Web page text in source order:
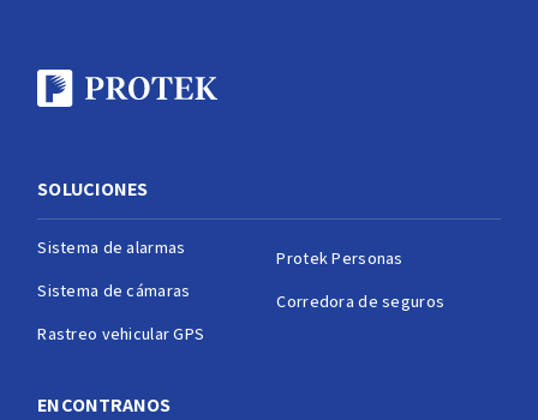
SOLUCIONES
Sistema de alarmas
Sistema de cámaras
Rastreo vehicular GPS
Protek Personas
Corredora de seguros
ENCONTRANOS